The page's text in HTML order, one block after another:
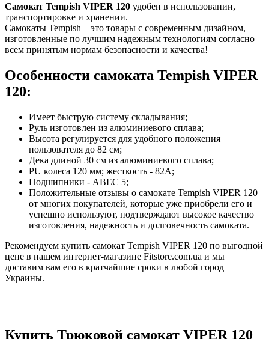
Самокат Tempish VIPER 120 удобен в использовании,
транспортировке и хранении.
Самокаты Tempish – это товары с современным дизайном,
изготовленные по лучшим надежным технологиям согласно
всем принятым нормам безопасности и качества!
Особенности самоката Tempish VIPER
120:
Имеет быструю систему складывания;
Руль изготовлен из алюминиевого сплава;
Высота регулируется для удобного положения
пользователя до 82 см;
Дека длиной 30 см из алюминиевого сплава;
PU колеса 120 мм; жесткость - 82А;
Подшипники - АВЕС 5;
Положительные отзывы о самокате Tempish VIPER 120
от многих покупателей, которые уже приобрели его и
успешно используют, подтверждают высокое качество
изготовления, надежность и долговечность самоката.
Рекомендуем купить самокат Tempish VIPER 120 по выгодной
цене в нашем интернет-магазине Fitstore.com.ua и мы
доставим вам его в кратчайшие сроки в любой город
Украины.
Купить Трюковой самокат VIPER 120